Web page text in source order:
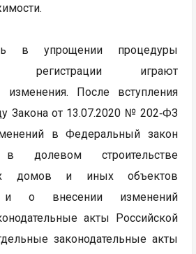
в упрощении процедуры
регистрации играют
изменения. После вступления
Закона от 13.07.2020 № 202‑ФЗ
в Федеральный закон
долевом строительстве
домов и иных объектов
и о внесении изменений
акты Российской
законодательные акты